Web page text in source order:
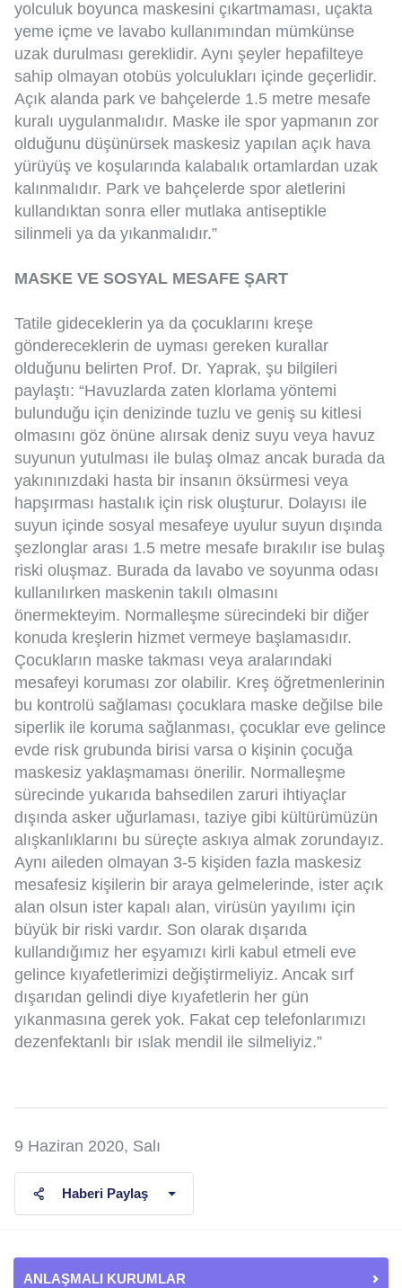
yolculuk boyunca maskesini çıkartmaması, uçakta
yeme içme ve lavabo kullanımından mümkünse
uzak durulması gereklidir. Aynı şeyler hepafilteye
sahip olmayan otobüs yolculukları içinde geçerlidir.
Açık alanda park ve bahçelerde 1.5 metre mesafe
kuralı uygulanmalıdır. Maske ile spor yapmanın zor
olduğunu düşünürsek maskesiz yapılan açık hava
yürüyüş ve koşularında kalabalık ortamlardan uzak
kalınmalıdır. Park ve bahçelerde spor aletlerini
kullandıktan sonra eller mutlaka antiseptikle
silinmeli ya da yıkanmalıdır.”
MASKE VE SOSYAL MESAFE ŞART
Tatile gideceklerin ya da çocuklarını kreşe
göndereceklerin de uyması gereken kurallar
olduğunu belirten Prof. Dr. Yaprak, şu bilgileri
paylaştı: “Havuzlarda zaten klorlama yöntemi
bulunduğu için denizinde tuzlu ve geniş su kitlesi
olmasını göz önüne alırsak deniz suyu veya havuz
suyunun yutulması ile bulaş olmaz ancak burada da
yakınınızdaki hasta bir insanın öksürmesi veya
hapşırması hastalık için risk oluşturur. Dolayısı ile
suyun içinde sosyal mesafeye uyulur suyun dışında
şezlonglar arası 1.5 metre mesafe bırakılır ise bulaş
riski oluşmaz. Burada da lavabo ve soyunma odası
kullanılırken maskenin takılı olmasını
önermekteyim. Normalleşme sürecindeki bir diğer
konuda kreşlerin hizmet vermeye başlamasıdır.
Çocukların maske takması veya aralarındaki
mesafeyi koruması zor olabilir. Kreş öğretmenlerinin
bu kontrolü sağlaması çocuklara maske değilse bile
siperlik ile koruma sağlanması, çocuklar eve gelince
evde risk grubunda birisi varsa o kişinin çocuğa
maskesiz yaklaşmaması önerilir. Normalleşme
sürecinde yukarıda bahsedilen zaruri ihtiyaçlar
dışında asker uğurlaması, taziye gibi kültürümüzün
alışkanlıklarını bu süreçte askıya almak zorundayız.
Aynı aileden olmayan 3-5 kişiden fazla maskesiz
mesafesiz kişilerin bir araya gelmelerinde, ister açık
alan olsun ister kapalı alan, virüsün yayılımı için
büyük bir riski vardır. Son olarak dışarıda
kullandığımız her eşyamızı kirli kabul etmeli eve
gelince kıyafetlerimizi değiştirmeliyiz. Ancak sırf
dışarıdan gelindi diye kıyafetlerin her gün
yıkanmasına gerek yok. Fakat cep telefonlarımızı
dezenfektanlı bir ıslak mendil ile silmeliyiz.”
9 Haziran 2020, Salı
Haberi Paylaş
ANLAŞMALI KURUMLAR